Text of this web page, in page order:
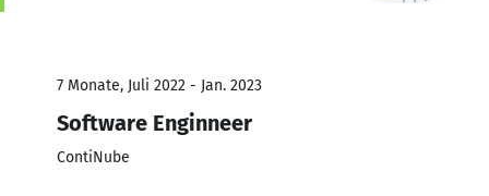
7 Monate, Juli 2022 - Jan. 2023
Software Enginneer
ContiNube